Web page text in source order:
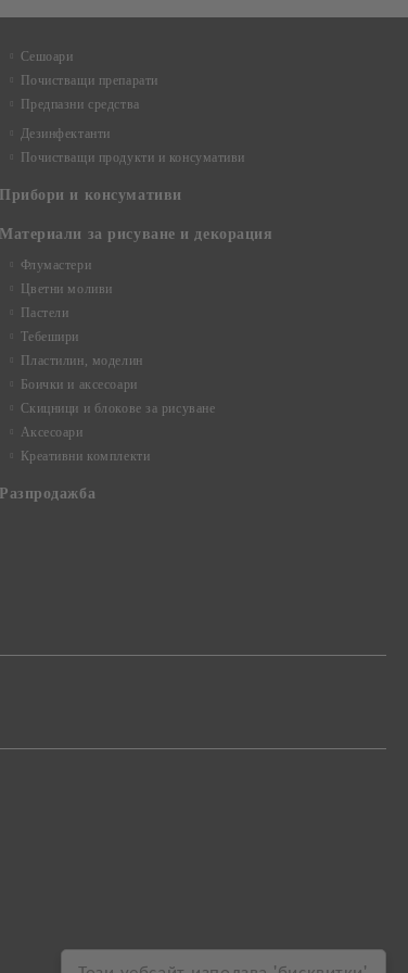
Сешоари
Почистващи препарати
Предпазни средства
Дезинфектанти
Почистващи продукти и консумативи
Прибори и консумативи
Материали за рисуване и декорация
Флумастери
Цветни моливи
Пастели
Тебешири
Пластилин, моделин
Боички и аксесоари
Скицници и блокове за рисуване
Аксесоари
Креативни комплекти
Разпродажба